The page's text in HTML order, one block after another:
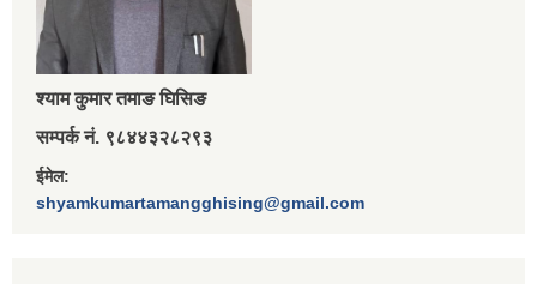
श्‍याम कुमार तमाङ घिसिङ
सम्पर्क नं. ९८४४३२८२९३
ईमेल:
shyamkumartamangghising@gmail.com